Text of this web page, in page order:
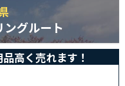
グルート
高く売れます！